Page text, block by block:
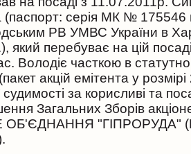
(паспорт: серiя МК № 175546
РВ УМВС України в
який перебуває на цiй
Володiє часткою в
акцiй емiтента у
за корисливi та
Загальних Зборiв
"ГІПРОРУДА"